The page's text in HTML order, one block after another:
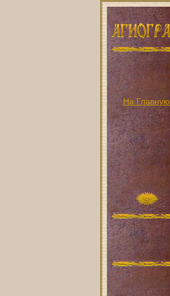
На Главную